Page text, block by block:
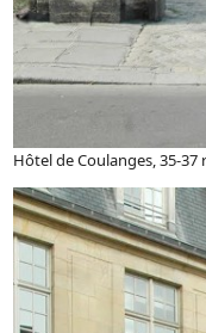
Hôtel de Coulanges, 35-